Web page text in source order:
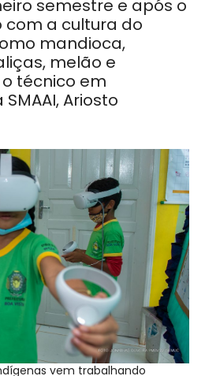
semestre e após o
com a cultura do
mandioca,
melão e
técnico em
Ariosto
vem trabalhando